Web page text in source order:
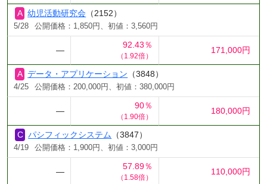
幼児活動研究会 （2152）
5/28 公開価格：1,850円、初値：3,560円
―
92.43％
（1.92倍）
171,000円
データ・アプリケーション （3848）
4/25 公開価格：200,000円、初値：380,000円
―
90％
（1.90倍）
180,000円
パシフィックシステム （3847）
4/19 公開価格：1,900円、初値：3,000円
―
57.89％
（1.58倍）
110,000円